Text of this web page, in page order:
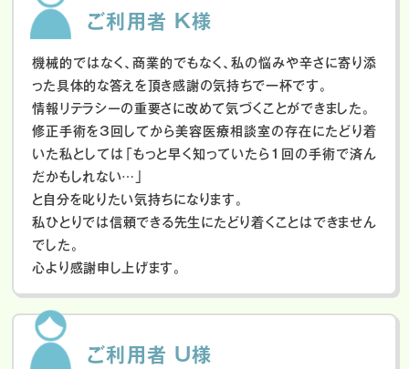
ご利用者 K様
機械的ではなく、商業的でもなく、私の悩みや辛さに寄り添
った具体的な答えを頂き感謝の気持ちで一杯です。
情報リテラシーの重要さに改めて気づくことができました。
修正手術を3回してから美容医療相談室の存在にたどり着
いた私としては「もっと早く知っていたら1回の手術で済ん
だかもしれない…」
と自分を叱りたい気持ちになります。
私ひとりでは信頼できる先生にたどり着くことはできません
でした。
心より感謝申し上げます。
ご利用者 U様